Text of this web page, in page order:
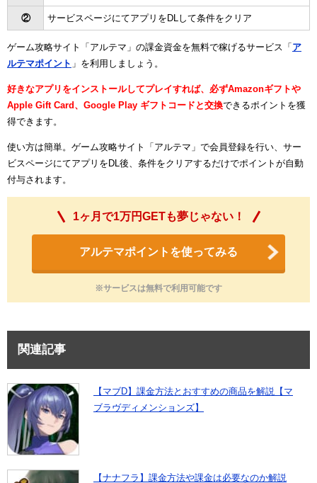
② サービスページにてアプリをDLして条件をクリア
ゲーム攻略サイト「アルテマ」の課金資金を無料で稼げるサービス「 ア
ルテマポイント 」を利用しましょう。
好きなアプリをインストールしてプレイすれば、必ずAmazonギフトや
Apple Gift Card、Google Play ギフトコードと交換できるポイントを獲
得できます。
使い方は簡単。ゲーム攻略サイト「アルテマ」で会員登録を行い、サー
ビスページにてアプリをDL後、条件をクリアするだけでポイントが自動
付与されます。
1ヶ月で1万円GETも夢じゃない！
アルテマポイントを使ってみる
※サービスは無料で利用可能です
関連記事
【マブD】課金方法とおすすめの商品を解説【マ
ブラヴディメンションズ】
【ナナフラ】課金方法や課金は必要なのか解説